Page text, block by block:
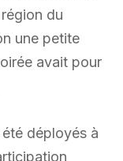
du
une petite
avait pour
déployés à